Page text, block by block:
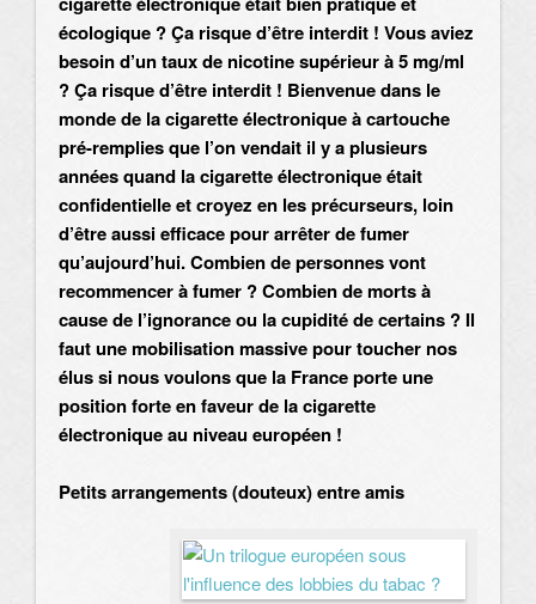
écologique ? Ça risque d’être interdit ! Vous aviez
besoin d’un taux de nicotine supérieur à 5 mg/ml
?Ça risque d’être interdit ! Bienvenue dans le
monde de la cigarette électronique à cartouche
pré-remplies que l’on vendait il y a plusieurs
années quand la cigarette électronique était
confidentielle et croyez en les précurseurs, loin
d’être aussi efficace pour arrêter de fumer
qu’aujourd’hui. Combien de personnes vont
recommencer à fumer ? Combien de morts à
cause de l’ignorance ou la cupidité de certains ? Il
faut une mobilisation massive pour toucher nos
élus si nous voulons que la France porte une
position forte en faveur de la cigarette
électronique au niveau européen !
Petits arrangements (douteux) entre amis